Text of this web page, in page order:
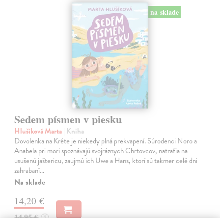
na sklade
Sedem písmen v piesku
Hlušíková Marta| Kniha
Dovolenka na Kréte je niekedy plná prekvapení. Súrodenci Noro a
Anabela pri mori spoznávajú svojráznych Chrtovcov, natrafia na
usušenú jaštericu, zaujmú ich Uwe a Hans, ktorí sú takmer celé dni
zahrabaní…
Na sklade
14,20 €
14,95 € ?